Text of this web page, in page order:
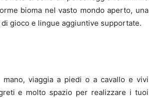
bioma nel vasto mondo aperto, una
gioco e lingue aggiuntive supportate.
viaggia a piedi o a cavallo e vivi
e molto spazio per realizzare i tuoi